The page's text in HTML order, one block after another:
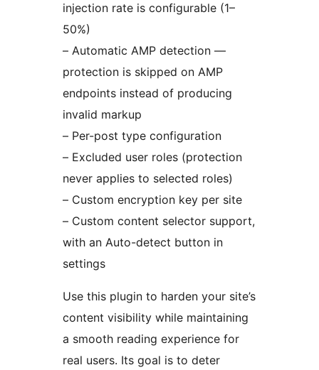
injection rate is configurable (1–
50%)
– Automatic AMP detection —
protection is skipped on AMP
endpoints instead of producing
invalid markup
– Per-post type configuration
– Excluded user roles (protection
never applies to selected roles)
– Custom encryption key per site
– Custom content selector support,
with an Auto-detect button in
settings
Use this plugin to harden your site’s
content visibility while maintaining
a smooth reading experience for
real users. Its goal is to deter